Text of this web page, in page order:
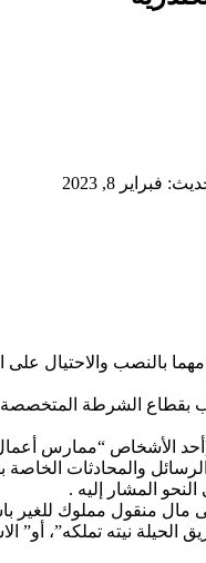
فبراير 8, 2023
بالنصب والاحتيال
بقطاع الشرطة
الأشخاص “ممارس
والمحادثات
المشار إليه .
مال منقول مملوك للغير
الحيلة نيته تملكه”،